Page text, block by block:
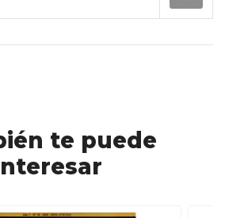
te puede